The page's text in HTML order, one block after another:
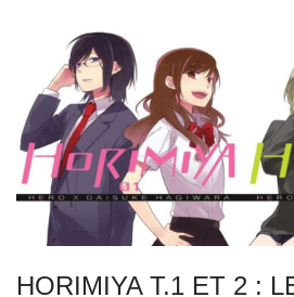
HORIMIYA T.1 ET 2 :